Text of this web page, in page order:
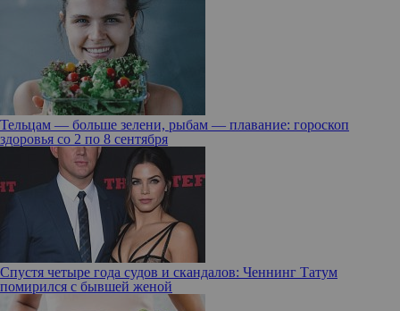
Тельцам — больше зелени, рыбам — плавание: гороскоп
здоровья со 2 по 8 сентября
Спустя четыре года судов и скандалов: Ченнинг Татум
помирился с бывшей женой